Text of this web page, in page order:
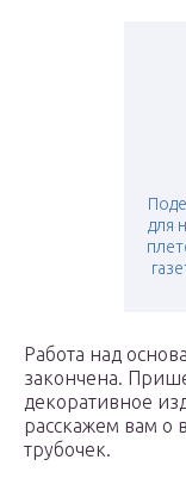
для
Работа над
закончена.
декоративное
расскажем вам о
трубочек.